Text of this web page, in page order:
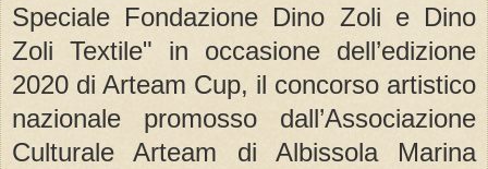
Speciale Fondazione Dino Zoli e Dino
Zoli Textile" in occasione dell’edizione
2020 di Arteam Cup, il concorso artistico
nazionale promosso dall’Associazione
Culturale Arteam di Albissola Marina